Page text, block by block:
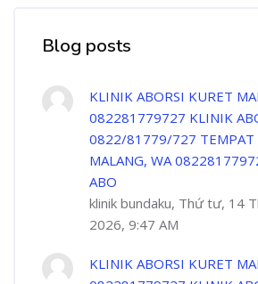
Blog posts
KLINIK ABORSI KURET
082281779727 KLINIK
0822/81779/727 TEMPAT
MALANG, WA
ABO
klinik bundaku, Thứ tư, 14
2026, 9:47 AM
KLINIK ABORSI KURET